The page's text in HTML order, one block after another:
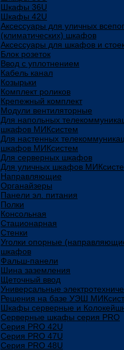
Шкафы 36U
Шкафы 42U
Аксессуары для уличных
(климатических) шкафов
Аксессуары для шкафов и
Блок розеток
Ввод с уплотнением
Кабель канал
Козырьки
Комплект роликов
Крепежный комплект
Модули вентиляторные
Для напольных
шкафов МИКсистем
Для настенных
шкафов МИКсистем
Для серверных шкафов
Для уличных шкафов
Направляющие
Органайзеры
Панели эл. питания
Полки
Консольная
Стационарная
Стенки
Уголки опорные
шкафов
Фальш-панели
Шина заземления
Щеточный ввод
Универсальные
Решения на базе УЭШ
Шкафы серверные и
Серверные шкафы серия PRO
Серия PRO 42U
Серия PRO 47U
Серия PRO 48U